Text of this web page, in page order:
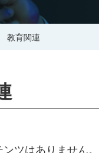
育関連
ツはありません。